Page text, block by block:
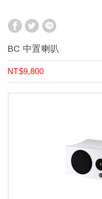
BC 中置喇叭
NT$9,800